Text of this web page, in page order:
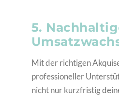
5.
Mit der richtigen
professioneller
nicht nur kurzfristig